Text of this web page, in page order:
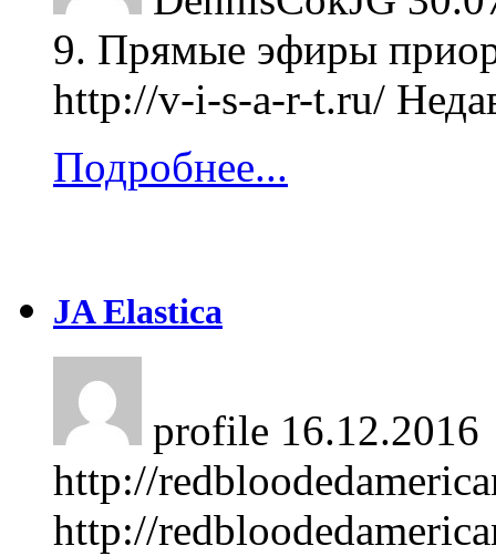
9. Прямые эфиры
http://v-i-s-a-r-t.ru/
Подробнее...
JA Elastica
profile 16.12.2016
http://
http://